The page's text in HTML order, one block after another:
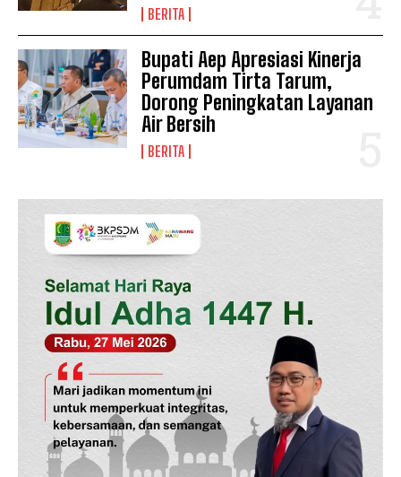
BERITA
Bupati Aep Apresiasi Kinerja
Perumdam Tirta Tarum,
Dorong Peningkatan Layanan
Air Bersih
BERITA